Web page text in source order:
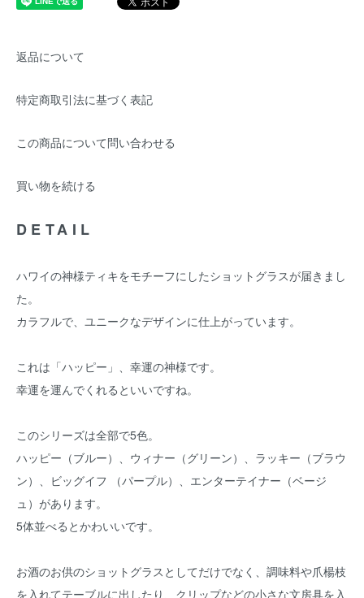
返品について
特定商取引法に基づく表記
この商品について問い合わせる
買い物を続ける
DETAIL
ハワイの神様ティキをモチーフにしたショットグラスが届きまし
た。
カラフルで、ユニークなデザインに仕上がっています。
これは「ハッピー」、幸運の神様です。
幸運を運んでくれるといいですね。
このシリーズは全部で5色。
ハッピー（ブルー）、ウィナー（グリーン）、ラッキー（ブラウ
ン）、ビッグイフ （パープル）、エンターテイナー（ベージ
ュ）があります。
5体並べるとかわいいです。
お酒のお供のショットグラスとしてだけでなく、調味料や爪楊枝
を入れてテーブルに出したり、クリップなどの小さな文房具を入